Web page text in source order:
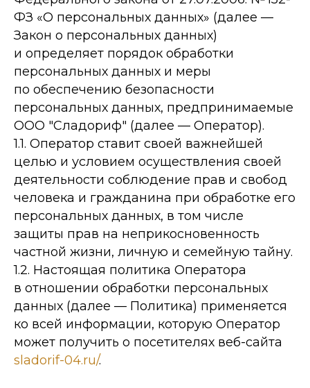
ФЗ «О персональных данных» (далее —
Закон о персональных данных)
и определяет порядок обработки
персональных данных и меры
по обеспечению безопасности
персональных данных, предпринимаемые
ООО "Сладориф" (далее — Оператор).
1.1. Оператор ставит своей важнейшей
целью и условием осуществления своей
деятельности соблюдение прав и свобод
человека и гражданина при обработке его
персональных данных, в том числе
защиты прав на неприкосновенность
частной жизни, личную и семейную тайну.
1.2. Настоящая политика Оператора
в отношении обработки персональных
данных (далее — Политика) применяется
ко всей информации, которую Оператор
может получить о посетителях веб-сайта
sladorif-04.ru/.